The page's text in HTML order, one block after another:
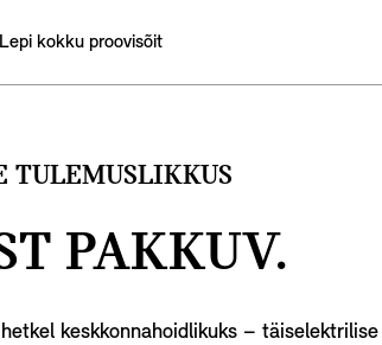
Lepi kokku proovisõit
TULEMUSLIKKUS
PAKKUV.
keskkonnahoidlikuks –